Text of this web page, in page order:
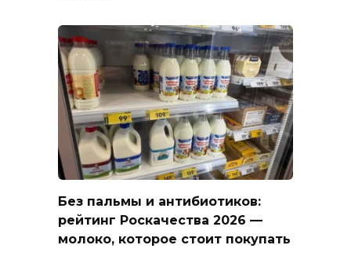
Без пальмы и антибиотиков:
рейтинг Роскачества 2026 —
молоко, которое стоит покупать